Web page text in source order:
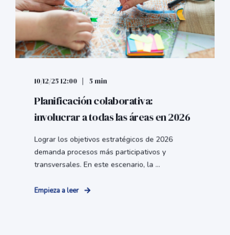
10/12/25 12:00 5 min
Planificación colaborativa:
involucrar a todas las áreas en 2026
Lograr los objetivos estratégicos de 2026
demanda procesos más participativos y
transversales. En este escenario, la ...
Empieza a leer